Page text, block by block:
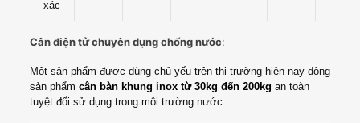
xác
Cân điện tử chuyên dụng chống nước:
Một sản phẩm được dùng chủ yếu trên thị trường hiện nay dòng
sản phẩm cân bàn khung inox từ 30kg đến 200kg an toàn
tuyệt đối sử dụng trong môi trường nước.